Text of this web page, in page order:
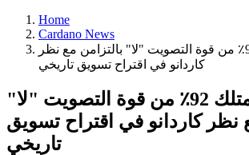
Home
Cardano News
درِيب واحد يمتلك 92٪ من قوة التصويت "لا" بالتزامن مع نظر
كاردانو في اقتراح تسويق تاريخي
درِيب واحد يمتلك 92٪ من قوة التصويت "لا"
نظر كاردانو في اقتراح تسويق
تاريخي